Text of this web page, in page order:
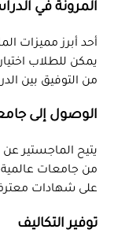
المرونة في
أحد أبرز مميزات
يمكن للطلاب
من التوفيق بين
الوصول إلى
يتيح الماجستير
من جامعات
على شهادات معترف
توفير التكاليف